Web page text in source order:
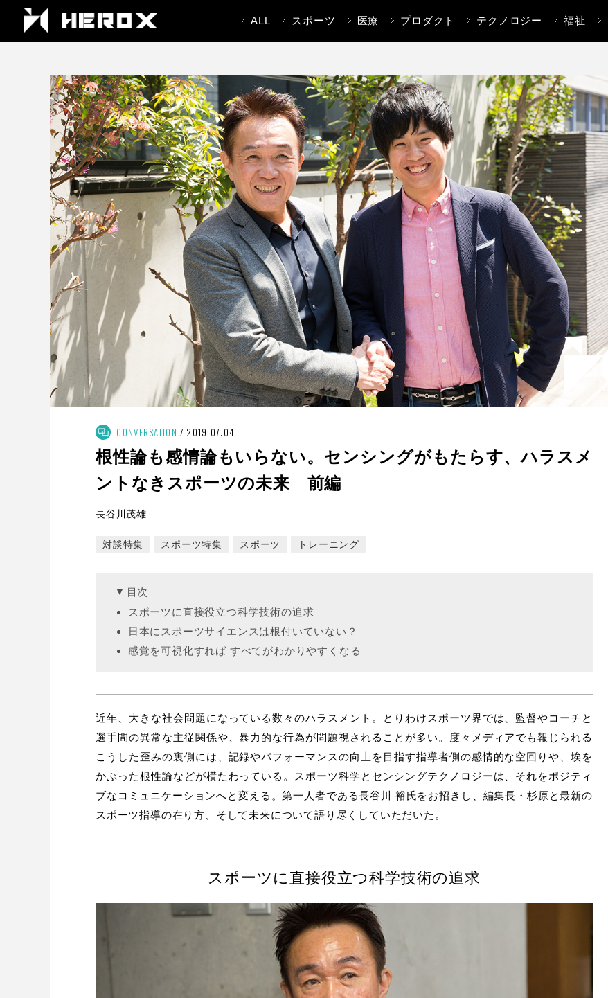
ALL スポーツ 医療 プロダクト テクノロジー 福祉
CONVERSATION 2019.07.04
根性論も感情論もいらない。センシングがもたらす、ハラスメ
ントなきスポーツの未来 前編
長谷川茂雄
対談特集 スポーツ特集 スポーツ トレーニング
目次
スポーツに直接役立つ科学技術の追求
日本にスポーツサイエンスは根付いていない？
感覚を可視化すれば すべてがわかりやすくなる
近年、大きな社会問題になっている数々のハラスメント。とりわけスポーツ界では、監督やコーチと
選手間の異常な主従関係や、暴力的な行為が問題視されることが多い。度々メディアでも報じられる
こうした歪みの裏側には、記録やパフォーマンスの向上を目指す指導者側の感情的な空回りや、埃を
かぶった根性論などが横たわっている。スポーツ科学とセンシングテクノロジーは、それをポジティ
ブなコミュニケーションへと変える。第一人者である長谷川 裕氏をお招きし、編集長・杉原と最新の
スポーツ指導の在り方、そして未来について語り尽くしていただいた。
スポーツに直接役立つ科学技術の追求